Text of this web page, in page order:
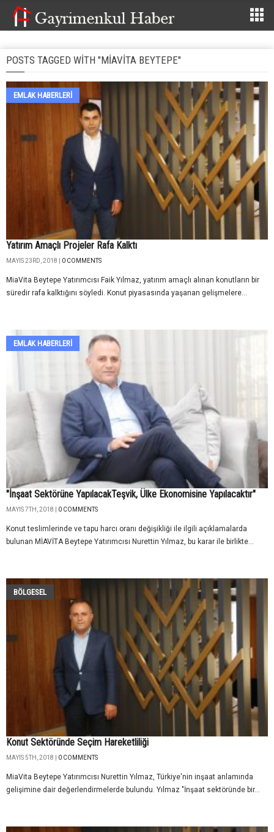
POSTS TAGGED WITH "MIAVITA BEYTEPE"
EMLAK HABERLERI
Yatırım Amaçlı Projeler Rafa Kalktı
MAYIS 23RD, 2018 | 0 COMMENTS
MiaVita Beytepe Yatırımcısı Faik Yılmaz, yatırım amaçlı alınan konutların bir
süredir rafa kalktığını söyledi. Konut piyasasında yaşanan gelişmelere...
EMLAK HABERLERI
"İnşaat Sektörüne YapılacakTeşvik, Ülke Ekonomisine Yapılacaktır"
MAYIS 7TH, 2018 | 0 COMMENTS
Konut teslimlerinde ve tapu harcı oranı değişikliği ile ilgili açıklamalarda
bulunan MİAVİTA Beytepe Yatırımcısı Nurettin Yılmaz, bu karar ile birlikte...
BÖLGESEL
Konut Sektöründe Seçim Hareketliliği
MAYIS 5TH, 2018 | 0 COMMENTS
MiaVita Beytepe Yatırımcısı Nurettin Yılmaz, Türkiye'nin inşaat anlamında
gelişimine dair değerlendirmelerde bulundu. Yılmaz "İnşaat sektöründe bir...